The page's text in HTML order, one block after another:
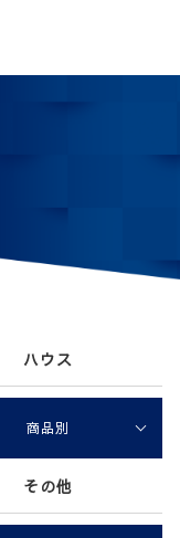
ハウス
商品別
その他